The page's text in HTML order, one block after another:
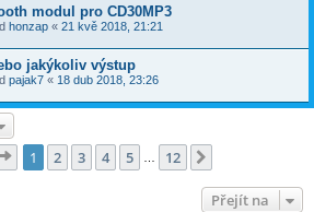
modul pro CD30MP3
honzap « 21 kvě 2018, 21:21
jakýkoliv výstup
pajak7 « 18 dub 2018, 23:26
Stránka z 12
1 2 3 4 5 12
Přejít na